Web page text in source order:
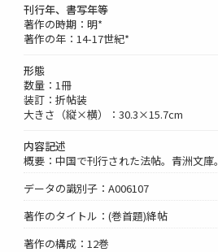
刊行年、書写年等
著作の時期：明*
著作の年：14-17世紀*
形態
数量：1冊
装訂：折帖装
大きさ（縦×横）：30.3×15.7cm
内容記述
概要：中国で刊行された法帖。青洲文庫。
データの識別子：A006107
著作のタイトル：(巻首題)絳帖
著作の構成：12巻